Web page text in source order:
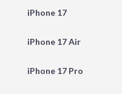
iPhone 17
iPhone 17 Air
iPhone 17 Pro